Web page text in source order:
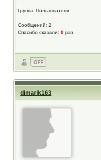
Группа: Пользователи
Сообщений: 2
Спасибо сказали: 0раз
dimarik163